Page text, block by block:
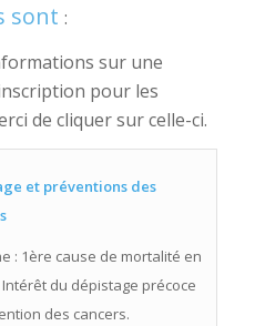
sont :
sur une
pour les
de cliquer sur celle-ci.
et préventions des
: 1ère cause de mortalité en
Intérêt du dépistage précoce
des cancers.